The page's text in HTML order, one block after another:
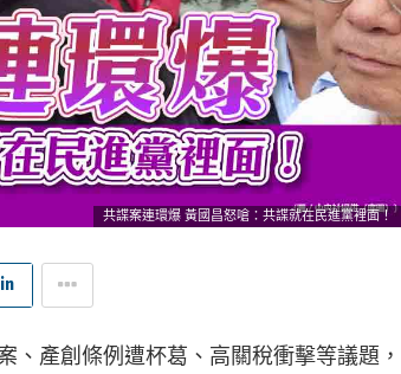
共諜案連環爆 黃國昌怒嗆：共諜就在民進黨裡面！
、產創條例遭杯葛、高關稅衝擊等議題，